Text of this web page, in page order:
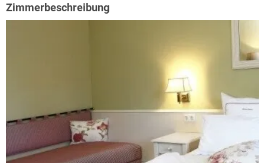
In der Küche werden frische regionale Produkte und Erzeugnisse aus
Restaurant oder im Biergarten mit Kinderspielplatz
Zimmerbeschreibung